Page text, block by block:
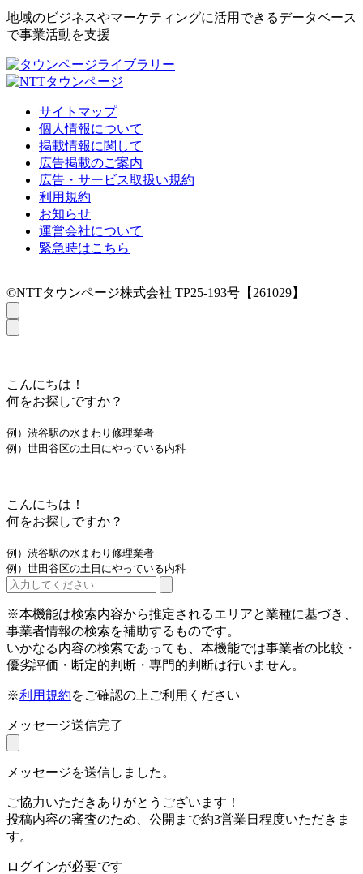
地域のビジネスやマーケティングに活用できるデータベース
で事業活動を支援
サイトマップ
個人情報について
掲載情報に関して
広告掲載のご案内
広告・サービス取扱い規約
利用規約
お知らせ
運営会社について
緊急時はこちら
©NTTタウンページ株式会社 TP25-193号【261029】
こんにちは！
何をお探しですか？
例）渋谷駅の水まわり修理業者
例）世田谷区の土日にやっている内科
こんにちは！
何をお探しですか？
例）渋谷駅の水まわり修理業者
例）世田谷区の土日にやっている内科
※本機能は検索内容から推定されるエリアと業種に基づき、
事業者情報の検索を補助するものです。
いかなる内容の検索であっても、本機能では事業者の比較・
優劣評価・断定的判断・専門的判断は行いません。
※利用規約をご確認の上ご利用ください
メッセージ送信完了
メッセージを送信しました。
ご協力いただきありがとうございます！
投稿内容の審査のため、公開まで約3営業日程度いただきま
す。
ログインが必要です